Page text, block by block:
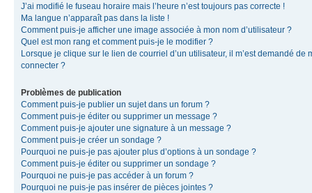
J’ai modifié le fuseau horaire mais l’heure n’est toujours pas correcte !
Ma langue n’apparaît pas dans la liste !
Comment puis-je afficher une image associée à mon nom d’utilisateur ?
Quel est mon rang et comment puis-je le modifier ?
Lorsque je clique sur le lien de courriel d’un utilisateur, il m’est demandé de
connecter ?
Problèmes de publication
Comment puis-je publier un sujet dans un forum ?
Comment puis-je éditer ou supprimer un message ?
Comment puis-je ajouter une signature à un message ?
Comment puis-je créer un sondage ?
Pourquoi ne puis-je pas ajouter plus d’options à un sondage ?
Comment puis-je éditer ou supprimer un sondage ?
Pourquoi ne puis-je pas accéder à un forum ?
Pourquoi ne puis-je pas insérer de pièces jointes ?